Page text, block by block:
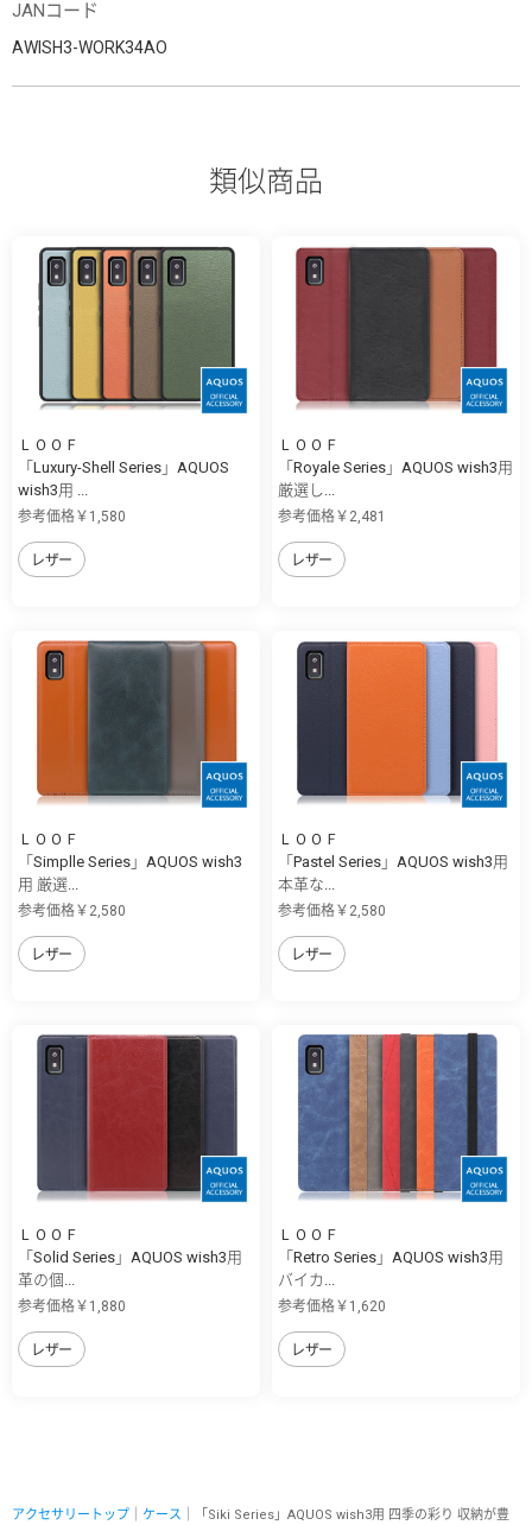
JANコード
AWISH3-WORK34AO
類似商品
ＬＯＯＦ
「Luxury-Shell Series」AQUOS
wish3用 ...
参考価格￥1,580
レザー
ＬＯＯＦ
「Royale Series」AQUOS wish3用
厳選し...
参考価格￥2,481
レザー
ＬＯＯＦ
「Simplle Series」AQUOS wish3
用 厳選...
参考価格￥2,580
レザー
ＬＯＯＦ
「Pastel Series」AQUOS wish3用
本革な...
参考価格￥2,580
レザー
ＬＯＯＦ
「Solid Series」AQUOS wish3用
革の個...
参考価格￥1,880
レザー
ＬＯＯＦ
「Retro Series」AQUOS wish3用
バイカ...
参考価格￥1,620
レザー
アクセサリートップ ケース ｜「Siki Series」AQUOS wish3用 四季の彩り 収納が豊